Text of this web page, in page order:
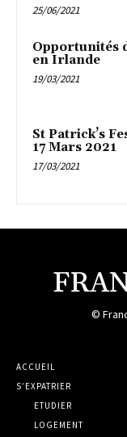
25/06/2021
Opportunités
en Irlande
19/03/2021
St Patrick’s
17 Mars 2021
17/03/2021
©
ACCUEIL
S’EXPATRIER
ETUDIER
LOGEMENT